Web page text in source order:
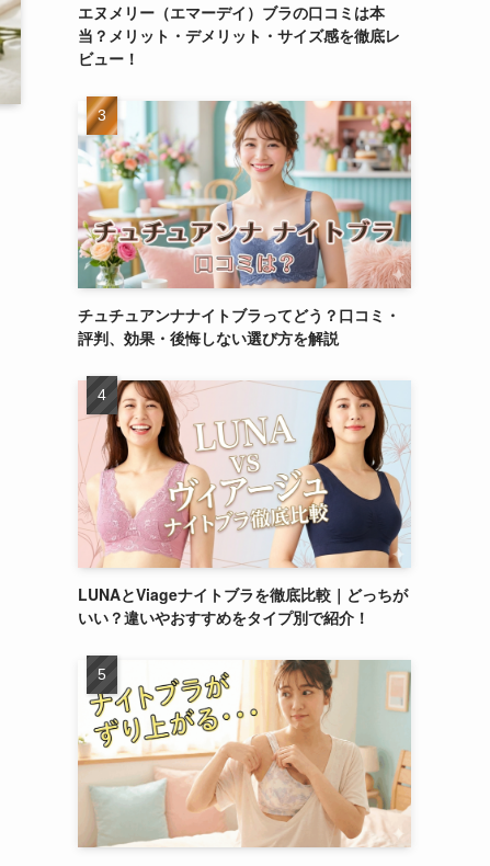
エヌメリー（エマーデイ）ブラの口コミは本
当？メリット・デメリット・サイズ感を徹底レ
ビュー！
チュチュアンナナイトブラってどう？口コミ・
評判、効果・後悔しない選び方を解説
LUNAとViageナイトブラを徹底比較｜どっちが
いい？違いやおすすめをタイプ別で紹介！